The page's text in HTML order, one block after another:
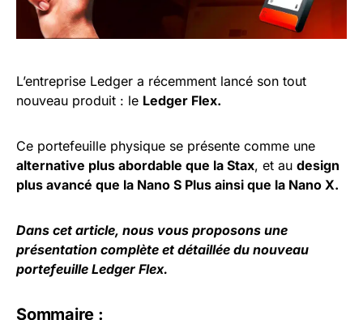
L’entreprise Ledger a récemment lancé son tout
nouveau produit : le Ledger Flex.
Ce portefeuille physique se présente comme une
alternative plus abordable que la Stax, et au design
plus avancé que la Nano S Plus ainsi que la Nano X.
Dans cet article, nous vous proposons une
présentation complète et détaillée du nouveau
portefeuille Ledger Flex.
Sommaire :